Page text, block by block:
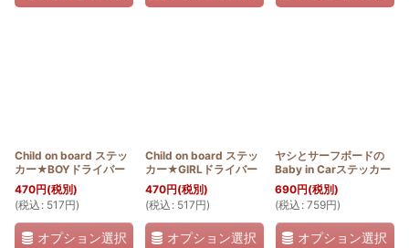
Child on board ステッ
カー★BOYドライバー
470円(税別)
(税込 : 517円)
オプション選択
Child on board ステッ
カー★GIRLドライバー
470円(税別)
(税込 : 517円)
オプション選択
ヤシとサーフボードの
Baby in Carステッカー
690円(税別)
(税込 : 759円)
オプション選択